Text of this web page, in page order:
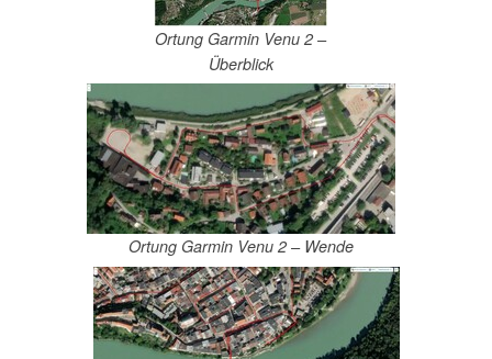
Ortung Garmin Venu 2 –
Überblick
Ortung Garmin Venu 2 – Wende